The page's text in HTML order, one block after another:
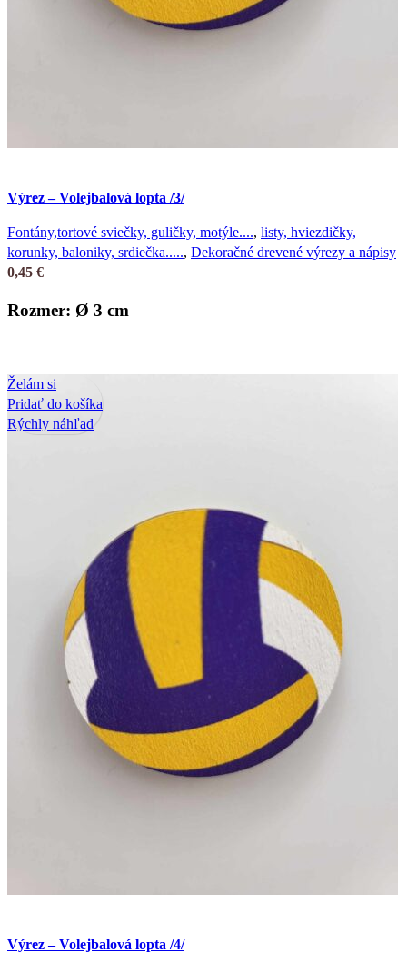
Výrez – Volejbalová lopta /3/
Fontány,tortové sviečky, guličky, motýle...., listy, hviezdičky,
korunky, baloniky, srdiečka....., Dekoračné drevené výrezy a nápisy
0,45 €
Rozmer: Ø 3 cm
Želám si
Pridať do košíka
Rýchly náhľad
Výrez – Volejbalová lopta /4/